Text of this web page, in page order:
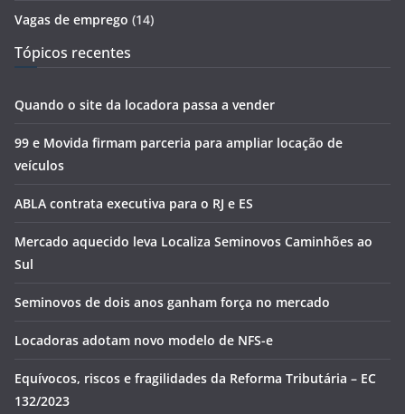
Vagas de emprego (14)
Tópicos recentes
Quando o site da locadora passa a vender
99 e Movida firmam parceria para ampliar locação de
veículos
ABLA contrata executiva para o RJ e ES
Mercado aquecido leva Localiza Seminovos Caminhões ao
Sul
Seminovos de dois anos ganham força no mercado
Locadoras adotam novo modelo de NFS-e
Equívocos, riscos e fragilidades da Reforma Tributária – EC
132/2023